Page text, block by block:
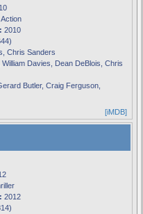
2010
Chris Sanders
Davies, Dean DeBlois, Chris
Butler, Craig Ferguson,
[iMDB]
2012